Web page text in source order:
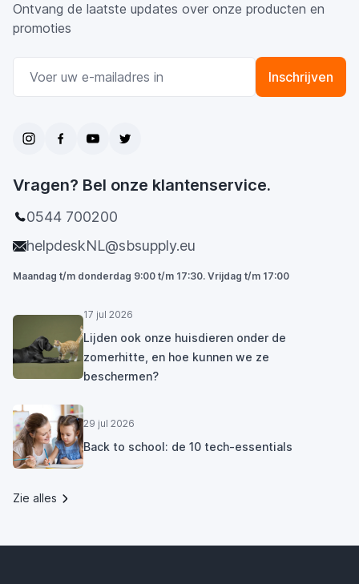
Ontvang de laatste updates over onze producten en
promoties
Inschrijven
Vragen? Bel onze klantenservice.
0544 700200
helpdeskNL@sbsupply.eu
Maandag t/m donderdag 9:00 t/m 17:30. Vrijdag t/m 17:00
17 jul 2026
Lijden ook onze huisdieren onder de
zomerhitte, en hoe kunnen we ze
beschermen?
29 jul 2026
Back to school: de 10 tech-essentials
Zie alles